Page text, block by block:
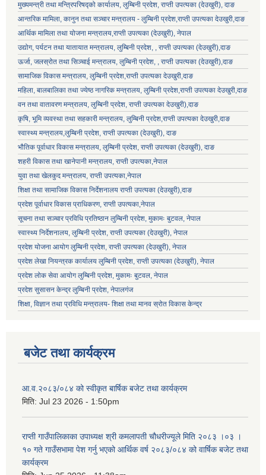
मुख्यमन्त्री तथा मन्त्रिपरिषद्को कार्यालय, लुम्बिनी प्रदेश, राप्ती उपत्यका (देउखुरी), दाङ
आन्तरिक मामिला, कानुन तथा सञ्चार मन्त्रालय - लुम्बिनी प्रदेश,राप्ती उपत्यका देउखुरी,दाङ
आर्थिक मामिला तथा योजना मन्त्रालय,राप्ती उपत्यका (देउखुरी), नेपाल
उद्योग, पर्यटन तथा यातायात मन्त्रालय, लुम्बिनी प्रदेश, , राप्ती उपत्यका (देउखुरी),दाङ
ऊर्जा, जलस्रोत तथा सिञ्चाई मन्त्रालय, लुम्बिनी प्रदेश, , राप्ती उपत्यका (देउखुरी),दाङ
सामाजिक विकास मन्‍‍त्रालय, लुम्बिनी प्रदेश,राप्ती उपत्यका देउखुरी,दाङ
महिला, बालबालिका तथा ज्येष्ठ नागरिक मन्त्रालय, लुम्बिनी प्रदेश,राप्ती उपत्यका देउखुरी,दाङ
वन तथा वातावरण मन्त्रालय, लुम्बिनी प्रदेश, राप्ती उपत्यका देउखुरी),दाङ
कृषि, भूमि व्यवस्था तथा सहकारी मन्त्रालय, लुम्बिनी प्रदेश,राप्ती उपत्यका देउखुरी,दाङ
स्वास्थ्य मन्त्रालय,लुम्बिनी प्रदेश, राप्ती उपत्यका (देउखुरी), दाङ
भौतिक पूर्वाधार विकास मन्त्रालय, लुम्बिनी प्रदेश, राप्ती उपत्यका (देउखुरी), दाङ
शहरी विकास तथा खानेपानी मन्त्रालय, राप्ती उपत्यका,नेपाल
युवा तथा खेलकुद मन्त्रालय, राप्ती उपत्यका,नेपाल
शिक्षा तथा सामाजिक विकास निर्देशनालय राप्ती उपत्यका (देउखुरी),दाङ
प्रदेश पूर्वाधार विकास प्राधिकरण, राप्ती उपत्यका,नेपाल
सूचना तथा सञ्चार प्रविधि प्रतिष्ठान लुम्बिनी प्रदेश, मुकामः बुटवल, नेपाल
स्वास्थ्य निर्देशनालय, लुम्बिनी प्रदेश, राप्ती उपत्यका (देउखुरी), नेपाल
प्रदेश योजना आयोग लुम्बिनी प्रदेश, राप्ती उपत्यका (देउखुरी), नेपाल
प्रदेश लेखा नियन्त्रक कार्यालय लुम्बिनी प्रदेश, राप्ती उपत्यका (देउखुरी), नेपाल
प्रदेश लोक सेवा आयोग लुम्बिनी प्रदेश, मुकामः बुटवल, नेपाल
प्रदेश सुसासन केन्द्र लुम्बिनी प्रदेश, नेपालगंज
शिक्षा, विज्ञान तथा प्रविधि मन्त्रालय- शिक्षा तथा मानव स्रोत विकास केन्द्र
बजेट तथा कार्यक्रम
आ.व.२०८३/०८४ को स्वीकृत बार्षिक बजेट तथा कार्यक्रम
मिति: Jul 23 2026 - 1:50pm
राप्ती गाउँपालिकाका उपाध्यक्ष श्री कमलापती चौधरीज्यूले मिति २०८३ ।०३ ।
१० गते गाउँसभामा पेश गर्नु भएको आर्थिक वर्ष २०८३/०८४ को वार्षिक बजेट तथा
कार्यक्रम